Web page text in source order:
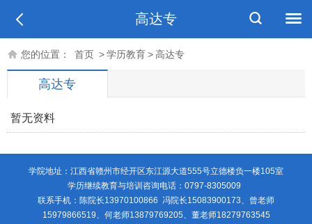
高达专
您的位置： 首页 >学历教育>高达专
高达专
暂无资料
学院地址：江西省赣州市经开区东江源大道555号立德楼负一楼105室
学历继续教育与培训咨询电话：0797-8305009
联系手机：陈院长13970100866 冯院长15083900173、曾老师
15979866519、何老师13879769205、董老师18279763545